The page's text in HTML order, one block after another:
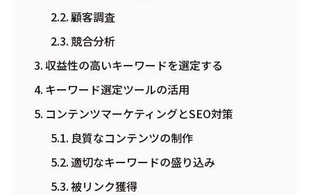
顧客調査
競合分析
収益性の高いキーワードを選定する
キーワード選定ツールの活用
コンテンツマーケティングとSEO対策
良質なコンテンツの制作
適切なキーワードの盛り込み
被リンク獲得